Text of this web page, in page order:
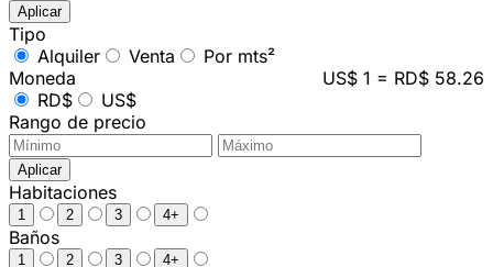
Aplicar
Tipo
Alquiler
Venta
Por mts²
Moneda
US$ 1 = RD$ 58.26
RD$
US$
Rango de precio
Aplicar
Habitaciones
1 2 3 4+
Baños
1 2 3
4+